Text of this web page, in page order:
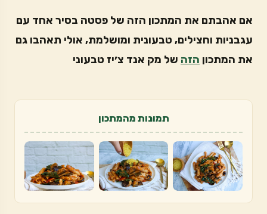
אם אהבתם את המתכון הזה של פסטה בסיר אחד עם
עגבניות וחצילים, טבעונית ומושלמת, אולי תאהבו גם
את המתכון הזה של מק אנד צ׳יז טבעוני
תמונות מהמתכון